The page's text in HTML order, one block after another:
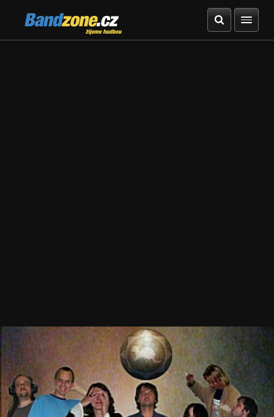
Bandzone.cz
žijeme hudbou